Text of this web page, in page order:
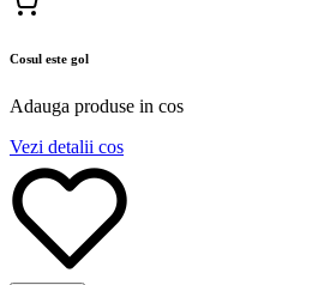
Cosul este gol
Adauga produse in cos
Vezi detalii cos